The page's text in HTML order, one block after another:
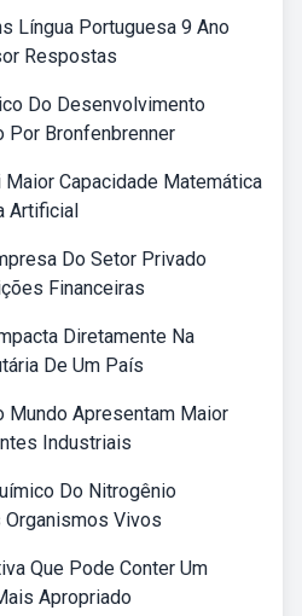
Língua Portuguesa 9 Ano
Respostas
Do Desenvolvimento
Por Bronfenbrenner
Capacidade Matemática
Artificial
Do Setor Privado
Financeiras
Diretamente Na
De Um País
Mundo Apresentam Maior
Industriais
Do Nitrogênio
Vivos
Que Pode Conter Um
Apropriado